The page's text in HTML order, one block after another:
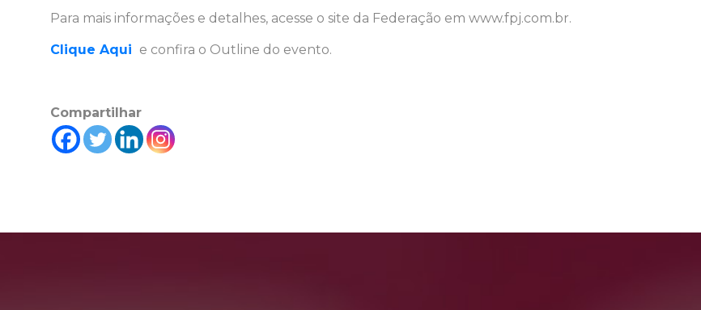
Para mais informações e detalhes, acesse o site da Federação em www.fpj.com.br.
Clique Aqui e confira o Outline do evento.
Compartilhar